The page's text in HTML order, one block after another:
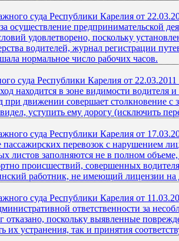
суда Республики Карелия от
осуществление предпринимательской
удовлетворено, поскольку
водителей, журнал регистрации
нормальное число рабочих часов.
суда Республики Карелия от
находится в зоне видимости водителя
при движении совершает столкновение с
уступить ему дорогу (исключить
суда Республики Карелия от
пассажирских перевозок с нарушением
листов заполняются не в полном
происшествий, совершенных
работник, не имеющий лицензии на
суда Республики Карелия от
ответственности за
отказано, поскольку выявленные
их устранения, так и принятия